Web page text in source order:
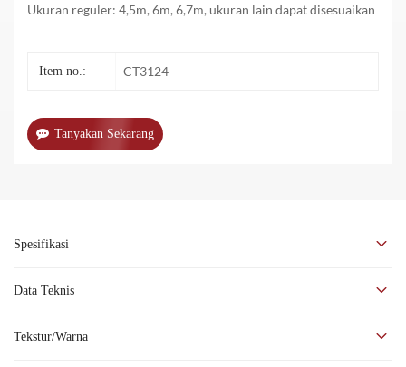
Ukuran reguler: 4,5m, 6m, 6,7m, ukuran lain dapat disesuaikan
Item no.: CT3124
Tanyakan Sekarang
Spesifikasi
Rel Tirai MedisCT3124
Ukuran reguler: 4,5m, 6m, 6,7m, ukuran lain dapat disesuaikan
Data Teknis
Tekstur/Warna